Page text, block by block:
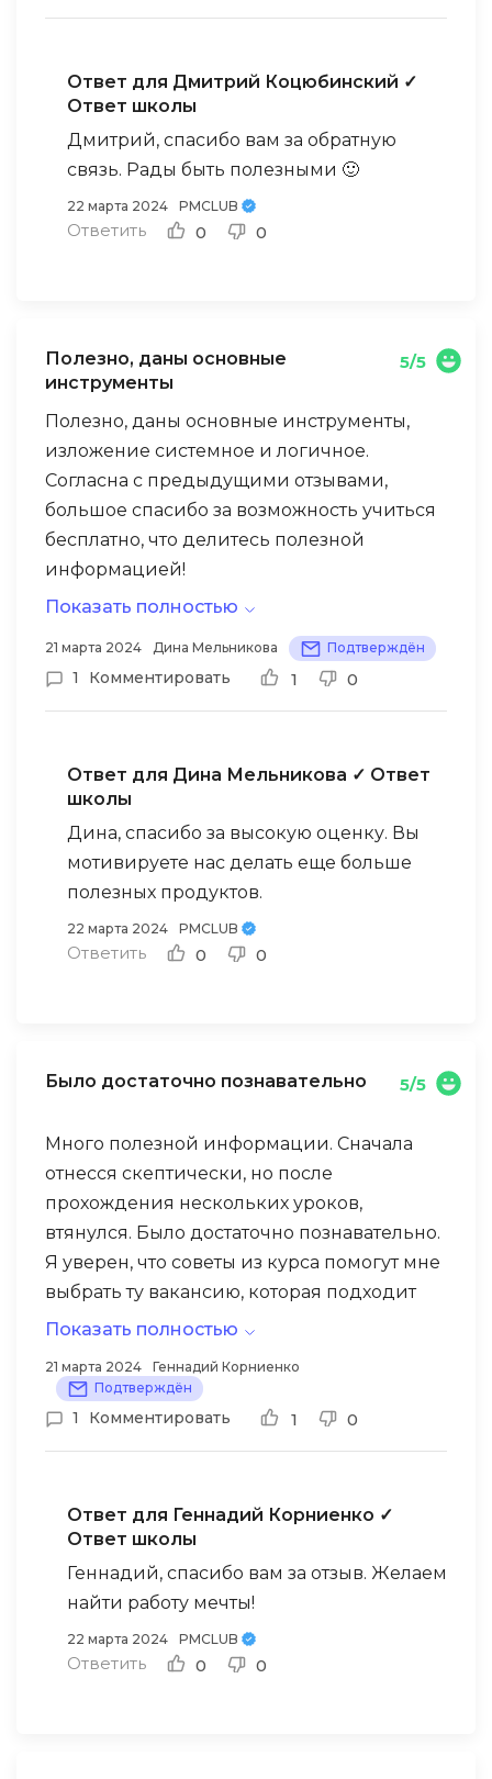
Ответ для Дмитрий Коцюбинский ✓
Ответ школы
Дмитрий, спасибо вам за обратную
связь. Рады быть полезными 🙂
22 марта 2024 PMCLUB
Ответить 0 0
Полезно, даны основные
инструменты
5/5
Полезно, даны основные инструменты,
изложение системное и логичное.
Согласна с предыдущими отзывами,
большое спасибо за возможность учиться
бесплатно, что делитесь полезной
информацией!
Показать полностью
21 марта 2024 Дина Мельникова Подтверждён
1 Комментировать 1 0
Ответ для Дина Мельникова ✓ Ответ
школы
Дина, спасибо за высокую оценку. Вы
мотивируете нас делать еще больше
полезных продуктов.
22 марта 2024 PMCLUB
Ответить 0 0
Было достаточно познавательно 5/5
Много полезной информации. Сначала
отнесся скептически, но после
прохождения нескольких уроков,
втянулся. Было достаточно познавательно.
Я уверен, что советы из курса помогут мне
выбрать ту вакансию, которая подходит
именно мне и правильно презентовать
Показать полностью
21 марта 2024
Геннадий Корниенко
Подтверждён
1 Комментировать 1 0
Ответ для Геннадий Корниенко ✓
Ответ школы
Геннадий, спасибо вам за отзыв. Желаем
найти работу мечты!
22 марта 2024 PMCLUB
Ответить 0 0